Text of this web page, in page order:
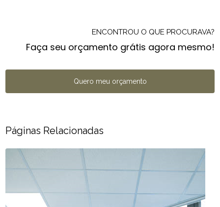
ENCONTROU O QUE PROCURAVA?
Faça seu orçamento grátis agora mesmo!
Quero meu orçamento
Páginas Relacionadas